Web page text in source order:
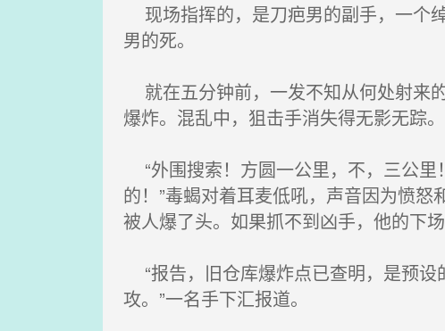
现场指挥的，是刀疤男的副手，一个
男的死。
就在五分钟前，一发不知从何处射来
爆炸。混乱中，狙击手消失得无影无踪。
“外围搜索！方圆一公里，不，三公里
的！”毒蝎对着耳麦低吼，声音因为愤
被人爆了头。如果抓不到凶手，他的下
“报告，旧仓库爆炸点已查明，是预设
攻。”一名手下汇报道。